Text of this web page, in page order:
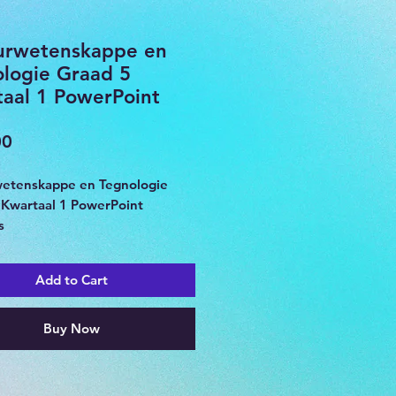
en
Graad 5
1 PowerPoint
en Tegnologie
1 PowerPoint
opsomming.
diere op aarde,
geraamtes as strukture,
lewensiklusse – groei
Add to Cart
Buy Now